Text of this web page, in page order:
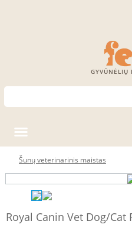
GYVŪNĖLIŲ
Šunų veterinarinis maistas
Royal Canin Vet Dog/Cat